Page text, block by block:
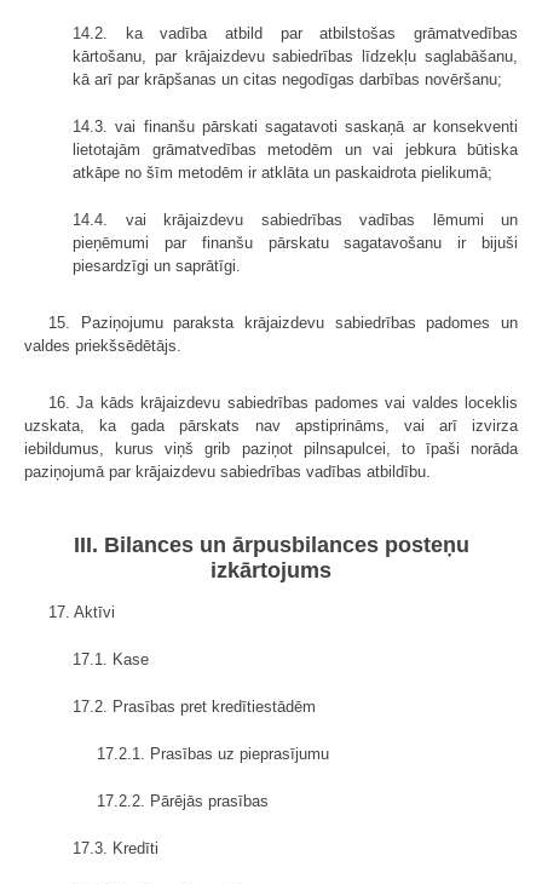
14.2. ka vadība atbild par atbilstošas grāmatvedības
kārtošanu, par krājaizdevu sabiedrības līdzekļu saglabāšanu,
kā arī par krāpšanas un citas negodīgas darbības novēršanu;
14.3. vai finanšu pārskati sagatavoti saskaņā ar konsekventi
lietotajām grāmatvedības metodēm un vai jebkura būtiska
atkāpe no šīm metodēm ir atklāta un paskaidrota pielikumā;
14.4. vai krājaizdevu sabiedrības vadības lēmumi un
pieņēmumi par finanšu pārskatu sagatavošanu ir bijuši
piesardzīgi un saprātīgi.
15. Paziņojumu paraksta krājaizdevu sabiedrības padomes un
valdes priekšsēdētājs.
16. Ja kāds krājaizdevu sabiedrības padomes vai valdes loceklis
uzskata, ka gada pārskats nav apstiprināms, vai arī izvirza
iebildumus, kurus viņš grib paziņot pilnsapulcei, to īpaši norāda
paziņojumā par krājaizdevu sabiedrības vadības atbildību.
III. Bilances un ārpusbilances posteņu
izkārtojums
17. Aktīvi
17.1. Kase
17.2. Prasības pret kredītiestādēm
17.2.1. Prasības uz pieprasījumu
17.2.2. Pārējās prasības
17.3. Kredīti